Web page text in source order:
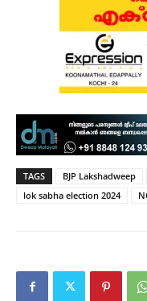
TAGS BJP Lakshadweep
lok sabha election 2024